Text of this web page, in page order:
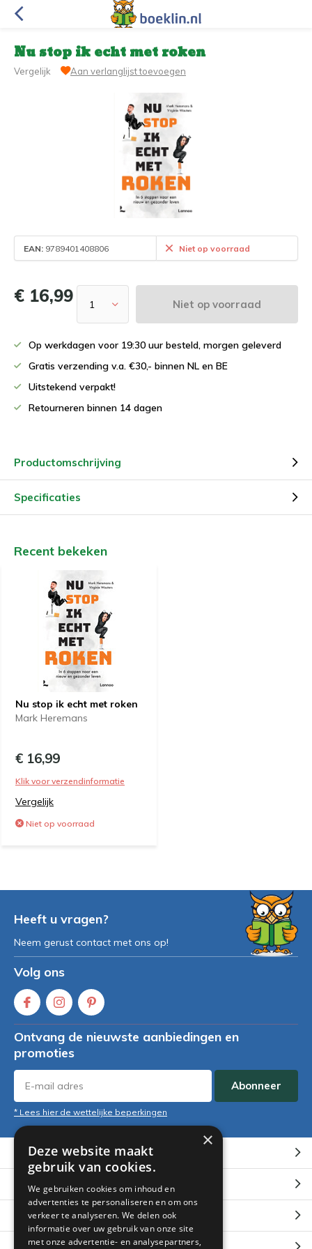
Nu stop ik echt met roken
Vergelijk Aan verlanglijst toevoegen
EAN: 9789401408806 Niet op voorraad
€ 16,99 Niet op voorraad
Op werkdagen voor 19:30 uur besteld, morgen geleverd
Gratis verzending v.a. €30,- binnen NL en BE
Uitstekend verpakt!
Retourneren binnen 14 dagen
Productomschrijving
Specificaties
Recent bekeken
Nu stop ik echt met roken
Mark Heremans
€ 16,99
Klik voor verzendinformatie
Vergelijk
Niet op voorraad
Heeft u vragen?
Neem gerust contact met ons op!
Volg ons
Ontvang de nieuwste aanbiedingen en
promoties
Abonneer
* Lees hier de wettelijke beperkingen
Klantenservice
Mijn account
Categorieën
×
Deze website maakt
gebruik van cookies.
We gebruiken cookies om inhoud en
advertenties te personaliseren en om ons
verkeer te analyseren. We delen ook
informatie over uw gebruik van onze site
met onze advertentie- en analysepartners,